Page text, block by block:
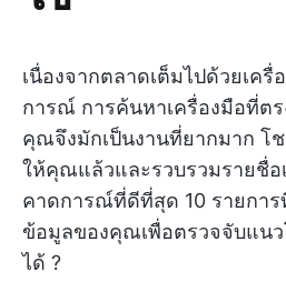
เนื่องจากตลาดเต็มไปด้วยเครื่
การณ์ การค้นหาเครื่องมือที่ต
คุณจึงมักเป็นงานที่ยากมาก โ
ให้คุณแล้วและรวบรวมรายชื่อ
คาดการณ์ที่ดีที่สุด 10 รายกา
ข้อมูลของคุณเพื่อตรวจจับแน
ได้ ?